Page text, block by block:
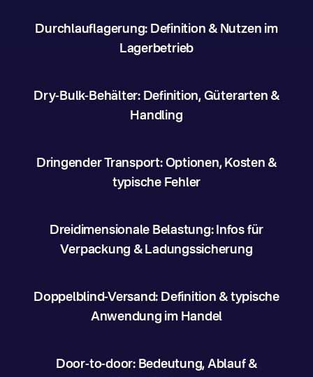
Durchlauflagerung: Definition & Nutzen im
Lagerbetrieb
Dry-Bulk-Behälter: Definition, Güterarten &
Handling
Dringender Transport: Optionen, Kosten &
typische Fehler
Dreidimensionale Belastung: Infos für
Verpackung & Ladungssicherung
Doppelblind-Versand: Definition & typische
Anwendung im Handel
Door-to-door: Bedeutung, Ablauf &